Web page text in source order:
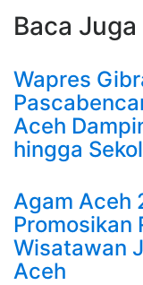
Baca Juga
Wapres
Aceh
hingga
Agam Aceh
Promosikan
Wisatawan
Aceh